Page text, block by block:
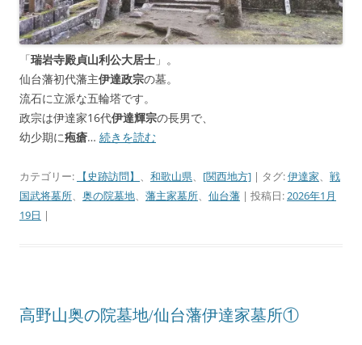
「瑞岩寺殿貞山利公大居士 」。
仙台藩初代藩主伊達政宗の墓。
流石に立派な五輪塔です。
政宗は伊達家16代伊達輝宗の長男で、
幼少期に疱瘡… 続きを読む
カテゴリー: 【史跡訪問】 、 和歌山県、 [関西地方] | タグ:伊達家、 戦
国武将墓所、 奥の院墓地、 藩主家墓所、 仙台藩 | 投稿日:2026年1月
19日 |
高野山奥の院墓地/仙台藩伊達家墓所①